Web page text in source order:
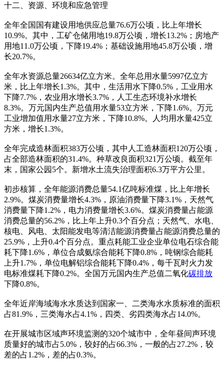
十二、资源、环境和应急管理
全年全国国有建设用地供应总量76.6万公顷，比上年增长
10.9%。其中，工矿仓储用地19.8万公顷，增长13.2%；房地产
用地11.0万公顷，下降19.4%；基础设施用地45.8万公顷，增
长20.7%。
全年水资源总量26634亿立方米。全年总用水量5997亿立方
米，比上年增长1.3%。其中，生活用水下降0.5%，工业用水
下降7.7%，农业用水增长3.7%，人工生态环境补水增长
8.3%。万元国内生产总值用水量53立方米，下降1.6%。万元
工业增加值用水量27立方米，下降10.8%。人均用水量425立
方米，增长1.3%。
全年完成造林面积383万公顷，其中人工造林面积120万公顷，
占全部造林面积的31.4%。种草改良面积321万公顷。截至年
末，国家公园5个。新增水土流失治理面积6.3万平方公里。
初步核算，全年能源消费总量54.1亿吨标准煤，比上年增长
2.9%。煤炭消费量增长4.3%，原油消费量下降3.1%，天然气
消费量下降1.2%，电力消费量增长3.6%。煤炭消费量占能源
消费总量的56.2%，比上年上升0.3个百分点；天然气、水电、
核电、风电、太阳能发电等清洁能源消费量占能源消费总量的
25.9%，上升0.4个百分点。重点耗能工业企业单位电石综合能
耗下降1.6%，单位合成氨综合能耗下降0.8%，吨钢综合能耗
上升1.7%，单位电解铝综合能耗下降0.4%，每千瓦时火力发
电标准煤耗下降0.2%。全国万元国内生产总值二氧化碳排放
下降0.8%。
全年近岸海域海水水质达到国家一、二类海水水质标准的面积
占81.9%，三类海水占4.1%，四类、劣四类海水占14.0%。
在开展城市区域声环境监测的320个城市中，全年昼间声环境
质量好的城市占5.0%，较好的占66.3%，一般的占27.2%，较
差的占1.2%，差的占0.3%。